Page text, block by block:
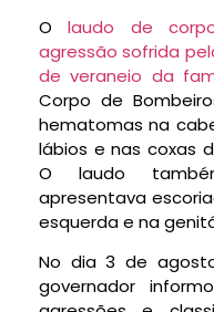
Olaudo de
agressão sofrida
de veraneio da
Corpo de
hematomas na
lábios e nas coxas
O laudo
apresentava
esquerda e na
No dia 3 de
governador